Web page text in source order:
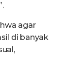
agar
di banyak